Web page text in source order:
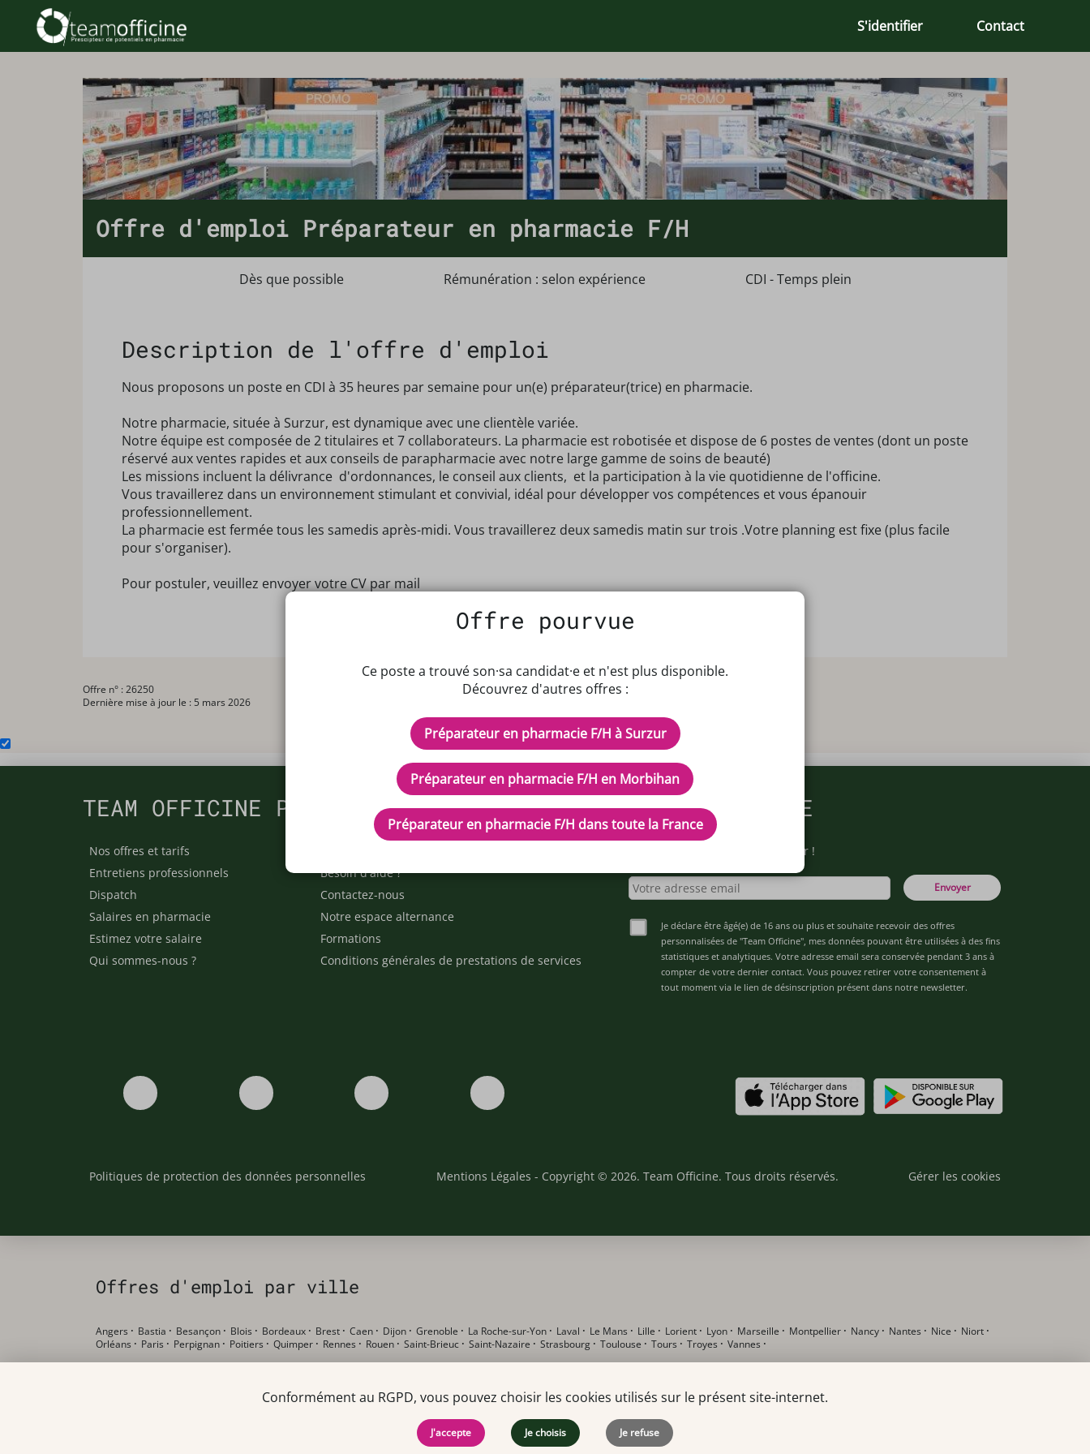
S'identifier Contact
Offre d'emploi Préparateur en pharmacie F/H
Dès que possible Rémunération : selon expérience CDI - Temps plein
Description de l'offre d'emploi
Nous proposons un poste en CDI à 35 heures par semaine pour un(e) préparateur(trice) en pharmacie.
Notre pharmacie, située à Surzur, est dynamique avec une clientèle variée.
Notre équipe est composée de 2 titulaires et 7 collaborateurs. La pharmacie est robotisée et dispose de 6 postes de ventes (dont un poste
réservé aux ventes rapides et aux conseils de parapharmacie avec notre large gamme de soins de beauté)
Les missions incluent la délivrance d'ordonnances, le conseil aux clients, et la participation à la vie quotidienne de l'officine.
Vous travaillerez dans un environnement stimulant et convivial, idéal pour développer vos compétences et vous épanouir
professionnellement.
La pharmacie est fermée tous les samedis après-midi. Vous travaillerez deux samedis matin sur trois .Votre planning est fixe (plus facile
pour s'organiser).
Pour postuler, veuillez envoyer votre CV par mail
Offre n° : 26250
Dernière mise à jour le : 5 mars 2026
Offre pourvue
Ce poste a trouvé son·sa candidat·e et n'est plus disponible.
Découvrez d'autres offres :
Préparateur en pharmacie F/H à Surzur
Préparateur en pharmacie F/H en Morbihan
Préparateur en pharmacie F/H dans toute la France
TEAM OFFICINE PRESCRIPTEUR DE POTENTIELS EN PHARMACIE
Nos offres et tarifs
Entretiens professionnels
Dispatch
Salaires en pharmacie
Estimez votre salaire
Qui sommes-nous ?
Besoin d'aide ?
Contactez-nous
Notre espace alternance
Formations
Conditions générales de prestations de services
Inscrivez-vous à notre newsletter !
Envoyer
Je déclare être âgé(e) de 16 ans ou plus et souhaite recevoir des offres
personnalisées de "Team Officine", mes données pouvant être utilisées à des fins
statistiques et analytiques. Votre adresse email sera conservée pendant 3 ans à
compter de votre dernier contact. Vous pouvez retirer votre consentement à
tout moment via le lien de désinscription présent dans notre newsletter.
Politiques de protection des données personnelles Mentions Légales - Copyright © 2026. Team Officine. Tous droits réservés. Gérer les cookies
Offres d'emploi par ville
Angers · Bastia · Besançon · Blois · Bordeaux · Brest · Caen · Dijon · Grenoble · La Roche-sur-Yon · Laval · Le Mans · Lille · Lorient · Lyon · Marseille · Montpellier · Nancy · Nantes · Nice · Niort ·
Orléans · Paris · Perpignan · Poitiers · Quimper · Rennes · Rouen · Saint-Brieuc · Saint-Nazaire · Strasbourg · Toulouse · Tours · Troyes · Vannes ·
Offres d'emploi par poste
Etudiant en pharmacie F/H·Alternant DEUST F/H·
Conformément au RGPD, vous pouvez choisir les cookies utilisés sur le présent site-internet.
J'accepte Je choisis Je refuse